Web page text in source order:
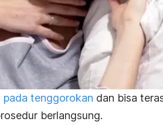
pada tenggorokan dan bisa
berlangsung.